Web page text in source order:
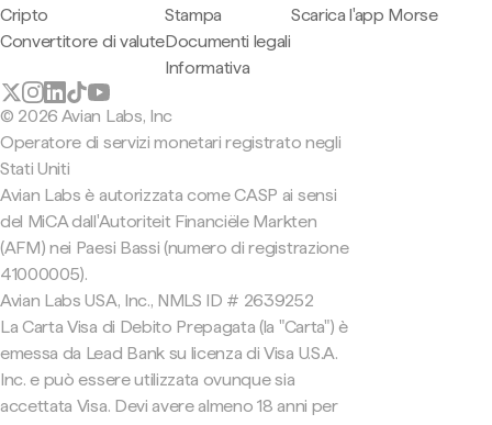
Cripto
Convertitore di valute
Stampa
Documenti legali
Informativa
Scarica l'app Morse
© 2026 Avian Labs, Inc
Operatore di servizi monetari registrato negli
Stati Uniti
Avian Labs è autorizzata come CASP ai sensi
del MiCA dall'Autoriteit Financiële Markten
(AFM) nei Paesi Bassi (numero di registrazione
41000005).
Avian Labs USA, Inc., NMLS ID # 2639252
La Carta Visa di Debito Prepagata (la "Carta") è
emessa da Lead Bank su licenza di Visa U.S.A.
Inc. e può essere utilizzata ovunque sia
accettata Visa. Devi avere almeno 18 anni per